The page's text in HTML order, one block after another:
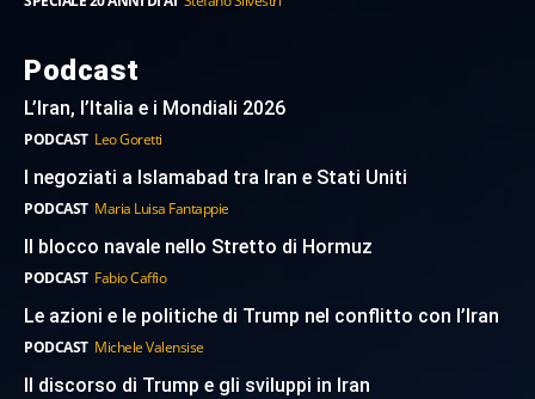
Podcast
L’Iran, l’Italia e i Mondiali 2026
PODCAST Leo Goretti
I negoziati a Islamabad tra Iran e Stati Uniti
PODCAST Maria Luisa Fantappie
Il blocco navale nello Stretto di Hormuz
PODCAST Fabio Caffio
Le azioni e le politiche di Trump nel conflitto con l’Iran
PODCAST Michele Valensise
Il discorso di Trump e gli sviluppi in Iran